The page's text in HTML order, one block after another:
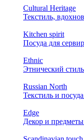
Cultural Heritage
Текстиль,
Kitchen spirit
Посуда для
Ethnic
Этнический
Russian North
Текстиль и
Edge
Декор и